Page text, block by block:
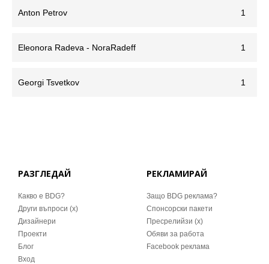
Anton Petrov 1
Eleonora Radeva - NoraRadeff 1
Georgi Tsvetkov 1
РАЗГЛЕДАЙ
Какво е BDG?
Други въпроси (x)
Дизайнери
Проекти
Блог
Вход
РЕКЛАМИРАЙ
Защо BDG реклама?
Спонсорски пакети
Пресрелийзи (x)
Обяви за работа
Facebook реклама